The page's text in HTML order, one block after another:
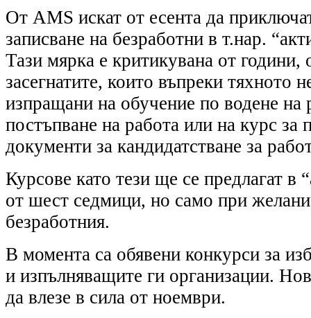
От AMS искат от есента да
записване на безработни в т.нар.
Тази мярка е критикувана от години,
засегнатите, които въпреки тяхното
изпращани на обучение по водене на
постъпване на работа или на курс за
документи за кандидатстване за
Курсове като тези ще се предлагат в
от шест седмици, но само при
безработния.
В момента са обявени конкурси за
и изпълняващите ги организации.
да влезе в сила от ноември.